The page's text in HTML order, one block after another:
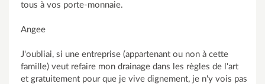
tous à vos porte-monnaie.
Angee
J'oubliai, si une entreprise (appartenant ou non à cette
famille) veut refaire mon drainage dans les règles de l'art
et gratuitement pour que je vive dignement, je n'y vois pas